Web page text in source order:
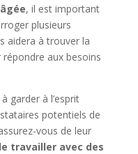
, il est important
plusieurs
aidera à trouver la
aux besoins
garder à l’esprit
potentiels de
vous de leur
travailler avec des